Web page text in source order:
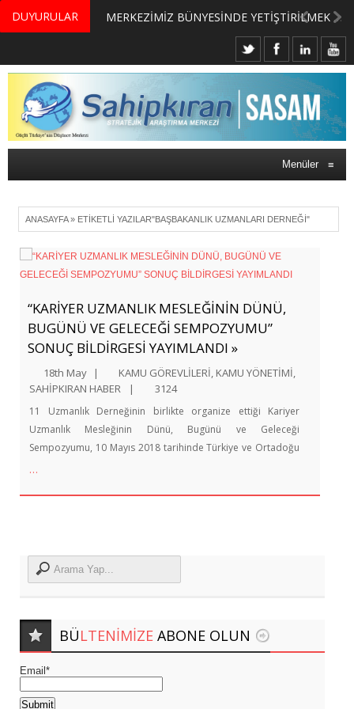
DUYURULAR MERKEZİMİZ BÜNYESİNDE YETİŞTİRİLMEK ÜZERE GÖNÜLLÜ ÜLKE MASASI UZMANI VE UZMAN ADAYLARI ARIYORUZ
Menüler ≡
ANASAYFA» ETIKETLI YAZILAR"BAŞBAKANLIK UZMANLARI DERNEĞI"
“KARİYER UZMANLIK MESLEĞİNİN DÜNÜ,
BUGÜNÜ VE GELECEĞİ SEMPOZYUMU”
SONUÇ BİLDİRGESİ YAYIMLANDI »
18th May | KAMU GÖREVLİLERİ KAMU YÖNETİMİ
SAHİPKIRAN HABER
| 3124
11 Uzmanlık Derneğinin birlikte organize ettiği Kariyer
Uzmanlık Mesleğinin Dünü, Bugünü ve Geleceği
Sempozyumu, 10 Mayıs 2018 tarihinde Türkiye ve Ortadoğu
…
BÜLTENIMIZE ABONE OLUN
Email*